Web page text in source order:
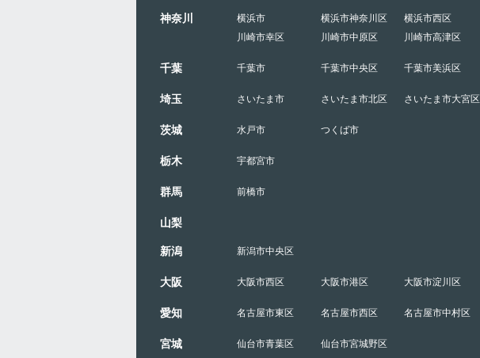
神奈川 横浜市 横浜市神奈川区 横浜市西区
川崎市幸区
川崎市中原区 川崎市高津区
千葉 千葉市 千葉市中央区 千葉市美浜区
埼玉 さいたま市 さいたま市北区 さいたま市大宮区
茨城 水戸市 つくば市
栃木 宇都宮市
群馬 前橋市
山梨
新潟 新潟市中央区
大阪 大阪市西区 大阪市港区 大阪市淀川区
愛知 名古屋市東区 名古屋市西区 名古屋市中村区
宮城 仙台市青葉区 仙台市宮城野区